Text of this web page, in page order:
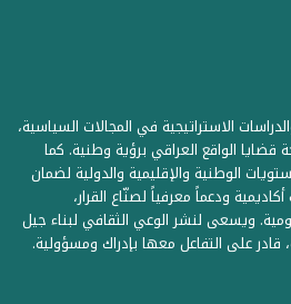
الاستراتيجية في المجالات السياسية،
قضايا الواقع العراقي برؤية وطنية. كما
الوطنية والإقليمية والدولية لضمان
ودعماً معرفياً لصنّاع القرار،
ويسعى لنشر الوعي الثقافي لبناء جيل
قادر على التفاعل معها بإدراك ومسؤولية.